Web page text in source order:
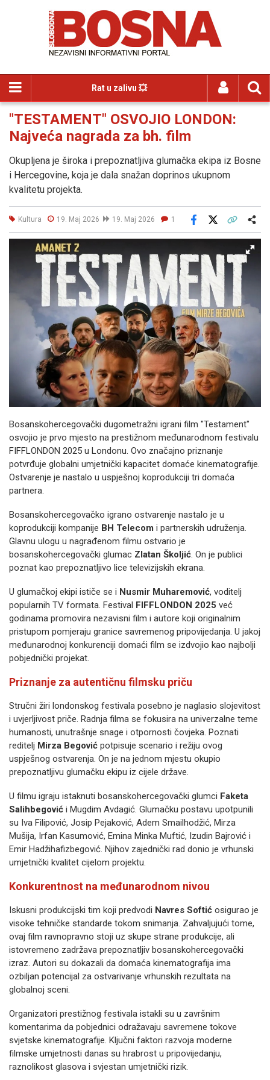
Rat u zalivu 💥
"TESTAMENT" OSVOJIO LONDON:
Najveća nagrada za bh. film
Okupljena je široka i prepoznatljiva glumačka ekipa iz Bosne
i Hercegovine, koja je dala snažan doprinos ukupnom
kvalitetu projekta.
Kultura 19. Maj 2026 19. Maj 2026 1
Facebook
Bosanskohercegovački dugometražni igrani film "Testament"
osvojio je prvo mjesto na prestižnom međunarodnom festivalu
FIFFLONDON 2025 u Londonu. Ovo značajno priznanje
potvrđuje globalni umjetnički kapacitet domaće kinematografije.
Ostvarenje je nastalo u uspješnoj koprodukciji tri domaća
partnera.
Bosanskohercegovačko igrano ostvarenje nastalo je u
koprodukciji kompanije BH Telecom i partnerskih udruženja.
Glavnu ulogu u nagrađenom filmu ostvario je
bosanskohercegovački glumac Zlatan Školjić. On je publici
poznat kao prepoznatljivo lice televizijskih ekrana.
U glumačkoj ekipi ističe se i Nusmir Muharemović, voditelj
popularnih TV formata. Festival FIFFLONDON 2025 već
godinama promovira nezavisni film i autore koji originalnim
pristupom pomjeraju granice savremenog pripovijedanja. U jakoj
međunarodnoj konkurenciji domaći film se izdvojio kao najbolji
pobjednički projekat.
Priznanje za autentičnu filmsku priču
Stručni žiri londonskog festivala posebno je naglasio slojevitost
i uvjerljivost priče. Radnja filma se fokusira na univerzalne teme
humanosti, unutrašnje snage i otpornosti čovjeka. Poznati
reditelj Mirza Begović potpisuje scenario i režiju ovog
uspješnog ostvarenja. On je na jednom mjestu okupio
prepoznatljivu glumačku ekipu iz cijele države.
U filmu igraju istaknuti bosanskohercegovački glumci Faketa
Salihbegović i Mugdim Avdagić. Glumačku postavu upotpunili
su Iva Filipović, Josip Pejaković, Adem Smailhodžić, Mirza
Mušija, Irfan Kasumović, Emina Minka Muftić, Izudin Bajrović i
Emir Hadžihafizbegović. Njihov zajednički rad donio je vrhunski
umjetnički kvalitet cijelom projektu.
Konkurentnost na međunarodnom nivou
Iskusni produkcijski tim koji predvodi Navres Softić osigurao je
visoke tehničke standarde tokom snimanja. Zahvaljujući tome,
ovaj film ravnopravno stoji uz skupe strane produkcije, ali
istovremeno zadržava prepoznatljiv bosanskohercegovački
izraz. Autori su dokazali da domaća kinematografija ima
ozbiljan potencijal za ostvarivanje vrhunskih rezultata na
globalnoj sceni.
Organizatori prestižnog festivala istakli su u završnim
komentarima da pobjednici odražavaju savremene tokove
svjetske kinematografije. Ključni faktori razvoja moderne
filmske umjetnosti danas su hrabrost u pripovijedanju,
raznolikost glasova i svjestan umjetnički rizik.